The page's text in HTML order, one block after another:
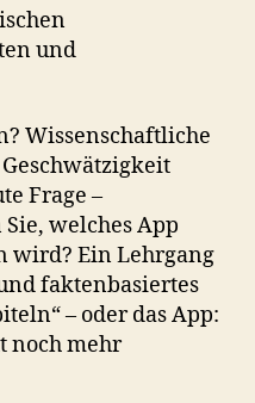
und
Wissenschaftliche
Frage –
welches App
wird? Ein Lehrgang
faktenbasiertes
– oder das App:
noch mehr